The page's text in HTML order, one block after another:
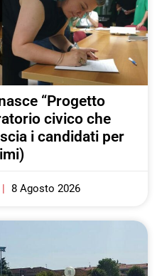
“Progetto
civico che
i candidati per
8 Agosto 2026